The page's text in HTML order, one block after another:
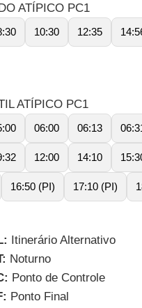
ATÍPICO PC1
10:30 12:35
ATÍPICO PC1
06:00 06:13
12:00 14:10
16:50 (PI) 17:10 (PI)
Itinerário Alternativo
Noturno
Ponto de Controle
Ponto Final